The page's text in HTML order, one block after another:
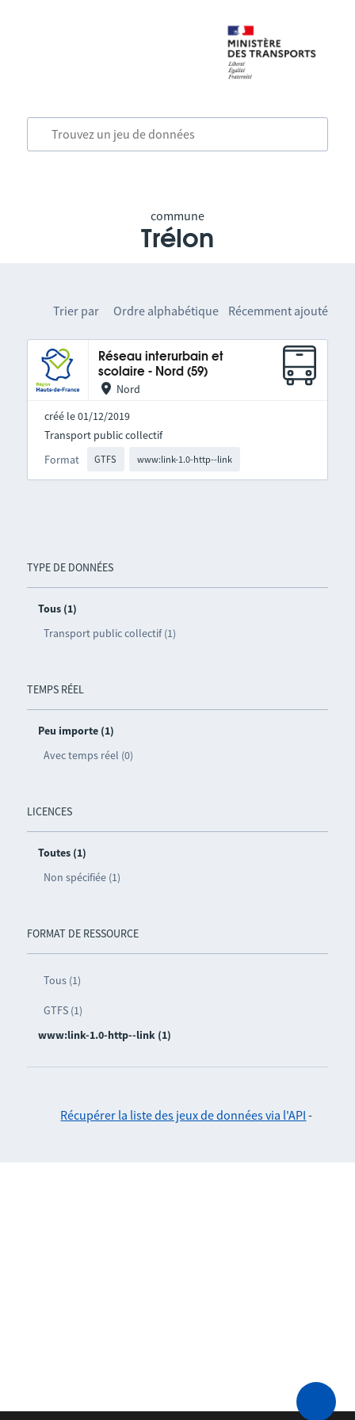
commune
Trélon
TYPE DE DONNÉES
Tous (1)
Transport public collectif (1)
TEMPS RÉEL
Peu importe (1)
Avec temps réel (0)
LICENCES
Toutes (1)
Non spécifiée (1)
FORMAT DE RESSOURCE
Tous (1)
GTFS (1)
www:link-1.0-http--link (1)
Trier par Ordre alphabétique Récemment ajouté
Réseau interurbain et
scolaire - Nord (59)
Nord
créé le 01/12/2019
Format GTFS www:link-1.0-http--link
Transport public collectif
Récupérer la liste des jeux de données via l'API -